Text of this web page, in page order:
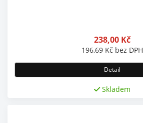
238,00 Kč
196,69 Kč bez DPH
Detail
Skladem